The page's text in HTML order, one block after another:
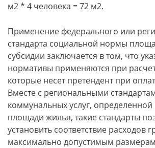
м2 * 4 человека = 72 м2.
Применение федерального или
стандарта социальной нормы
субсидии заключается в том, что
нормативы применяются при
которые несет претендент при
Вместе с региональными
коммунальных услуг, определенной
площади жилья, такие стандарты
установить соответствие расходов
максимально допустимым размерам